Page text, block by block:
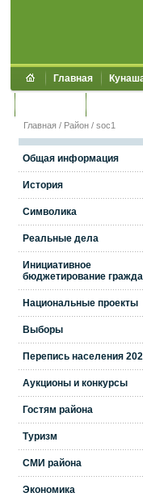
Главная
Главная / Район / soc1
Общая информация
История
Символика
Реальные дела
Инициативное
бюджетирование
Национальные проекты
Выборы
Перепись населения
Аукционы и конкурсы
Гостям района
Туризм
СМИ района
Экономика